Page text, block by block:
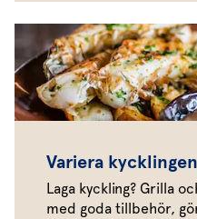
Variera kycklingen
Laga kyckling? Grilla
med goda tillbehör,